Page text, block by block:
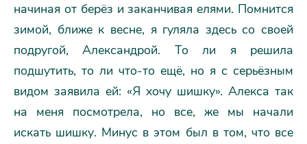
начиная от берёз и заканчивая елями. Помнится
зимой, ближе к весне, я гуляла здесь со своей
подругой, Александрой. То ли я решила
подшутить, то ли что-то ещё, но я с серьёзным
видом заявила ей: «Я хочу шишку». Алекса так
на меня посмотрела, но все, же мы начали
искать шишку. Минус в этом был в том, что все